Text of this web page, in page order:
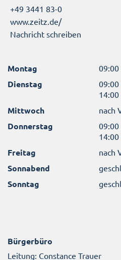
+49 3441 83-0
www.zeitz.de/
Nachricht schreiben
Montag 09:00
Dienstag
09:00
Mittwoch nach
Donnerstag
09:00
Freitag nach
Sonnabend
Sonntag
Bürgerbüro
Leitung: Constance Trauer